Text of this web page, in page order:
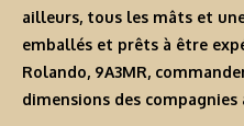
ailleurs, tous les mâts et
emballés et prêts à être
Rolando, 9A3MR,
dimensions des compagnies